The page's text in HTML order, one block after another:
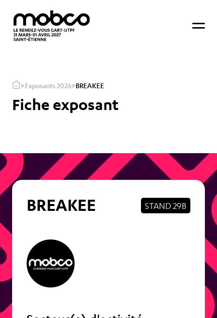
>Exposants 2026>BREAKEE
Fiche exposant
BREAKEE STAND 29B